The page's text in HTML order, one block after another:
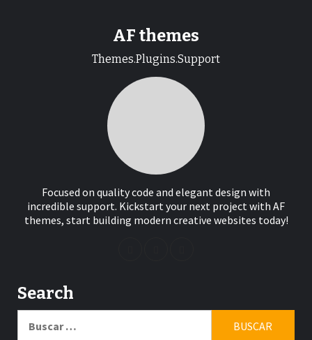
AF themes
Themes.Plugins.Support
Focused on quality code and elegant design with
incredible support. Kickstart your next project with AF
themes, start building modern creative websites today!
Search